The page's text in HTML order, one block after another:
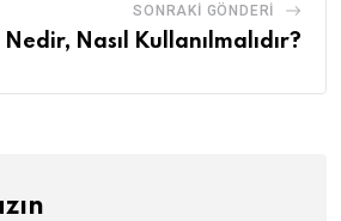
SONRAKI GÖNDERI
Nasıl Kullanılmalıdır?